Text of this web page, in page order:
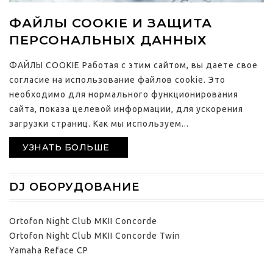
ФАЙЛЫ COOKIE И ЗАЩИТА
ПЕРСОНАЛЬНЫХ ДАННЫХ
ФАЙЛЫ COOKIE Работая с этим сайтом, вы даете свое
согласие на использование файлов cookie. Это
необходимо для нормального функционирования
сайта, показа целевой информации, для ускорения
загрузки страниц. Как мы используем...
УЗНАТЬ БОЛЬШЕ
DJ ОБОРУДОВАНИЕ
Ortofon Night Club MKII Concorde
Ortofon Night Club MKII Concorde Twin
Yamaha Reface CP